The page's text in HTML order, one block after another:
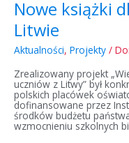
Nowe książki
Litwie
Aktualności, Projekty /
Zrealizowany projekt
uczniów z Litwy” był
polskich placówek
dofinansowane przez
środków budżetu
wzmocnieniu szkolnych